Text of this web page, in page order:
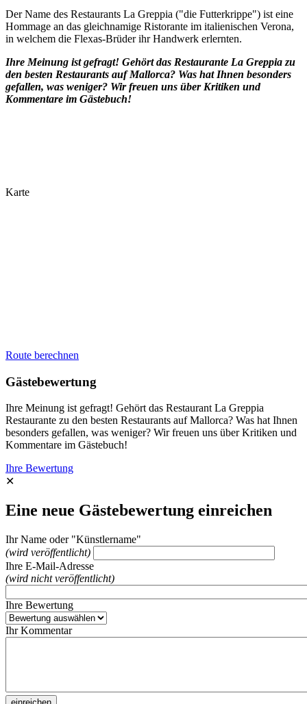
Der Name des Restaurants La Greppia ("die Futterkrippe") ist eine
Hommage an das gleichnamige Ristorante im italienischen Verona,
in welchem die Flexas-Brüder ihr Handwerk erlernten.
Ihre Meinung ist gefragt! Gehört das Restaurante La Greppia zu
den besten Restaurants auf Mallorca? Was hat Ihnen besonders
gefallen, was weniger? Wir freuen uns über Kritiken und
Kommentare im Gästebuch!
Karte
Route berechnen
Gästebewertung
Ihre Meinung ist gefragt! Gehört das Restaurant La Greppia
Restaurante zu den besten Restaurants auf Mallorca? Was hat Ihnen
besonders gefallen, was weniger? Wir freuen uns über Kritiken und
Kommentare im Gästebuch!
Ihre Bewertung
✕
Eine neue Gästebewertung einreichen
Ihr Name oder "Künstlername"
(wird veröffentlicht)
Ihre E-Mail-Adresse
(wird nicht veröffentlicht)
Ihre Bewertung
Ihr Kommentar